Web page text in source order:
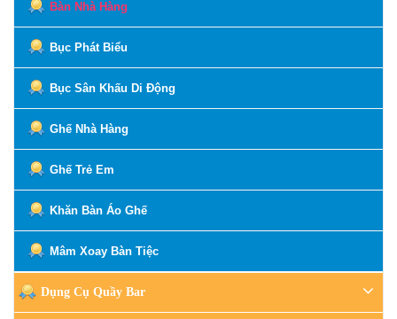
Bàn Nhà Hàng
Bục Phát Biểu
Bục Sân Khấu Di Động
Ghế Nhà Hàng
Ghế Trẻ Em
Khăn Bàn Áo Ghế
Mâm Xoay Bàn Tiệc
Dụng Cụ Quầy Bar